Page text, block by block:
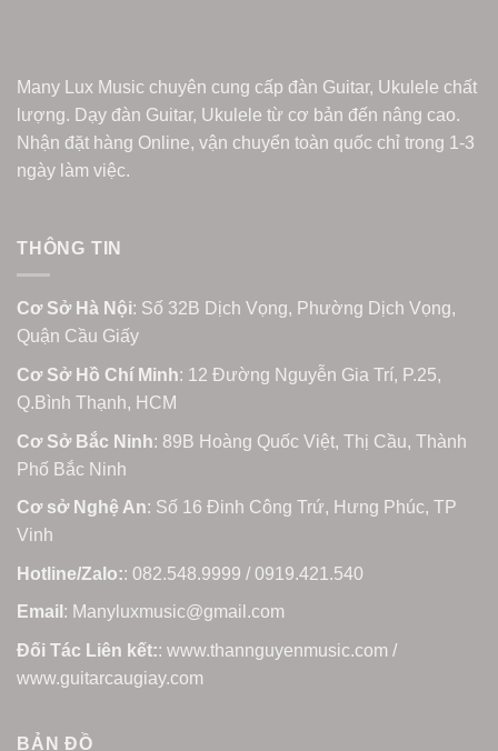
Many Lux Music chuyên cung cấp đàn Guitar, Ukulele chất
lượng. Dạy đàn Guitar, Ukulele từ cơ bản đến nâng cao.
Nhận đặt hàng Online, vận chuyển toàn quốc chỉ trong 1-3
ngày làm việc.
THÔNG TIN
Cơ Sở Hà Nội: Số 32B Dịch Vọng, Phường Dịch Vọng,
Quận Cầu Giấy
Cơ Sở Hồ Chí Minh: 12 Đường Nguyễn Gia Trí, P.25,
Q.Bình Thạnh, HCM
Cơ Sở Bắc Ninh: 89B Hoàng Quốc Việt, Thị Cầu, Thành
Phố Bắc Ninh
Cơ sở Nghệ An: Số 16 Đinh Công Trứ, Hưng Phúc, TP
Vinh
Hotline/Zalo:: 082.548.9999 / 0919.421.540
Email : Manyluxmusic@gmail.com
Đối Tác Liên kết:: www.thannguyenmusic.com /
www.guitarcaugiay.com
BẢN ĐỒ